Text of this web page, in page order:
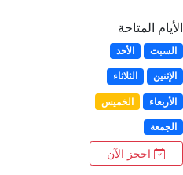
الأيام المتاحة
السبت
الأحد
الإثنين
الثلاثاء
الأربعاء
الخميس
الجمعة
احجز الآن